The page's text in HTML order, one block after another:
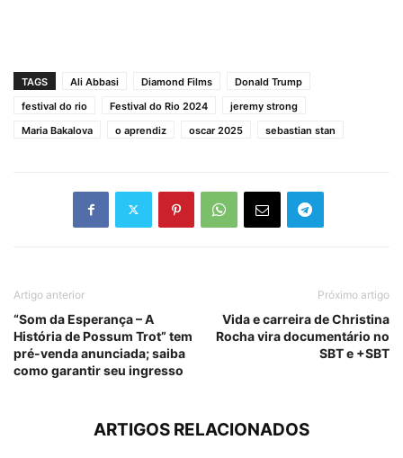
TAGS Ali Abbasi Diamond Films
Donald Trump
festival do rio
Festival do Rio 2024
jeremy strong
Maria Bakalova
o aprendiz oscar 2025 sebastian stan
Artigo anterior
“Som da Esperança – A
História de Possum Trot” tem
pré-venda anunciada; saiba
como garantir seu ingresso
Próximo artigo
Vida e carreira de Christina
Rocha vira documentário no
SBT e +SBT
ARTIGOS RELACIONADOS